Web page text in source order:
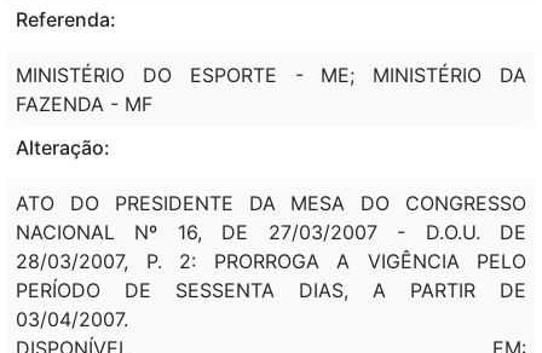
Referenda:
MINISTÉRIO DO ESPORTE - ME; MINISTÉRIO DA
FAZENDA - MF
Alteração:
ATO DO PRESIDENTE DA MESA DO CONGRESSO
NACIONAL Nº 16, DE 27/03/2007 - D.O.U. DE
28/03/2007, P. 2: PRORROGA A VIGÊNCIA PELO
PERÍODO DE SESSENTA DIAS, A PARTIR DE
03/04/2007.
DISPONÍVEL EM: